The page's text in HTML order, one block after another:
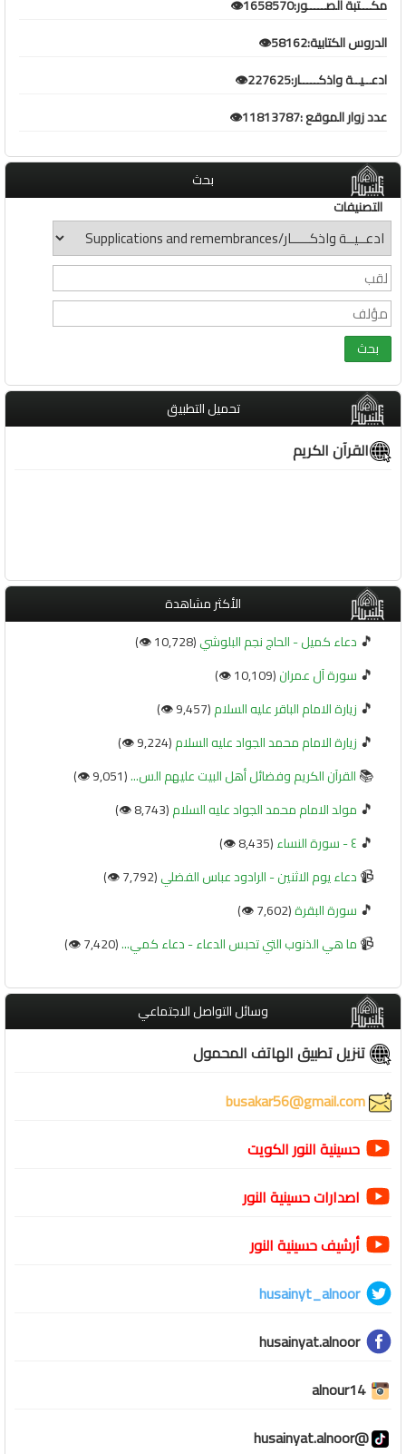
مكـــتبة الصـــــور:1658570👁️
الدروس الكتابية:58162👁️
ادعــيــة واذكـــــار:227625👁️
عدد زوار الموقع :11813787👁️
بحث
التصنيفات
تحميل التطبيق
القرآن الكريم
الأكثر مشاهدة
🎵 دعاء كميل - الحاج نجم البلوشي(10,728 👁️)
🎵 سورة آل عمران(10,109 👁️)
🎵 زيارة الامام الباقر عليه السلام(9,457 👁️)
🎵 زيارة الامام محمد الجواد عليه السلام(9,224 👁️)
📚القرآن الكريم وفضائل أهل البيت عليهم الس...(9,051 👁️)
🎵 مولد الامام محمد الجواد عليه السلام(8,743 👁️)
🎵 ٤ - سورة النساء (8,435 👁️)
📹دعاء يوم الاثنين - الرادود عباس الفضلي(7,792 👁️)
🎵 سورة البقرة(7,602 👁️)
📹ما هي الذنوب التي تحبس الدعاء - دعاء كمي...(7,420 👁️)
وسائل التواصل الاجتماعي
تنزيل تطبيق الهاتف المحمول
حسينية النور الكويت
اصدارات حسينية النور
أرشيف حسينية النور
husainyt_alnoor
husainyat.alnoor
alnour14
@husainyat.alnoor